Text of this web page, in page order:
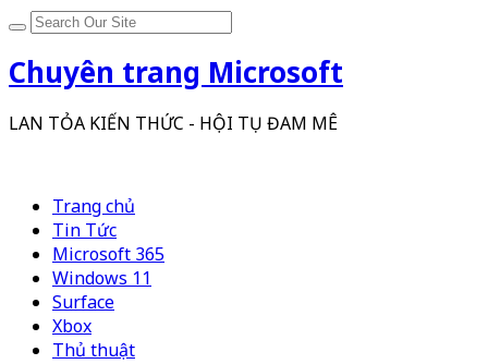
Chuyên trang Microsoft
LAN TỎA KIẾN THỨC - HỘI TỤ ĐAM MÊ
Trang chủ
Tin Tức
Microsoft 365
Windows 11
Surface
Xbox
Thủ thuật